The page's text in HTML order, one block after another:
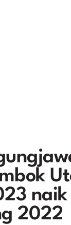
naik
2022